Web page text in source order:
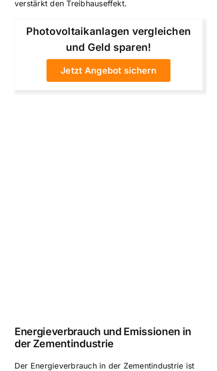
verstärkt den Treibhauseffekt.
Photovoltaikanlagen vergleichen
und Geld sparen!
Jetzt Angebot sichern
Energieverbrauch und Emissionen in
der Zementindustrie
Der Energieverbrauch in der Zementindustrie ist